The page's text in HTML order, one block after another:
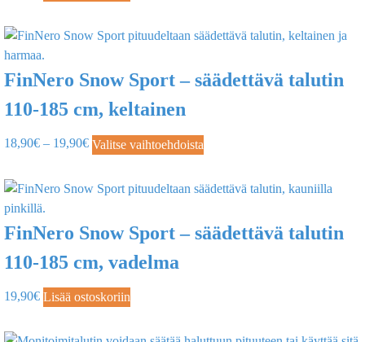
FinNero Snow Sport – säädettävä talutin
110-185 cm, keltainen
18,90€ – 19,90€ Valitse vaihtoehdoista
FinNero Snow Sport – säädettävä talutin
110-185 cm, vadelma
19,90€ Lisää ostoskoriin